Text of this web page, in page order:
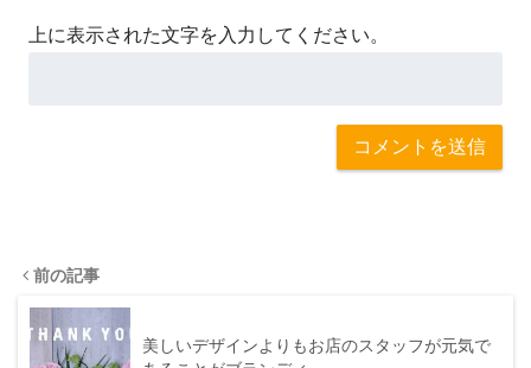
上に表示された文字を入力してください。
前の記事
美しいデザインよりもお店のスタッフが元気で